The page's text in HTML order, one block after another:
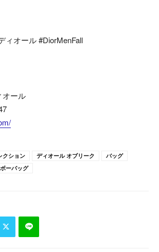
ィオール #DiorMenFall
オール
クション ディオール オブリーク
バッグ
ーバッグ